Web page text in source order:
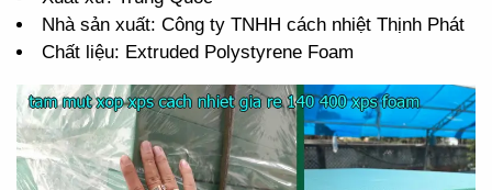
Nhà sản xuất: Công ty TNHH cách nhiệt Thịnh Phát
Chất liệu: Extruded Polystyrene Foam